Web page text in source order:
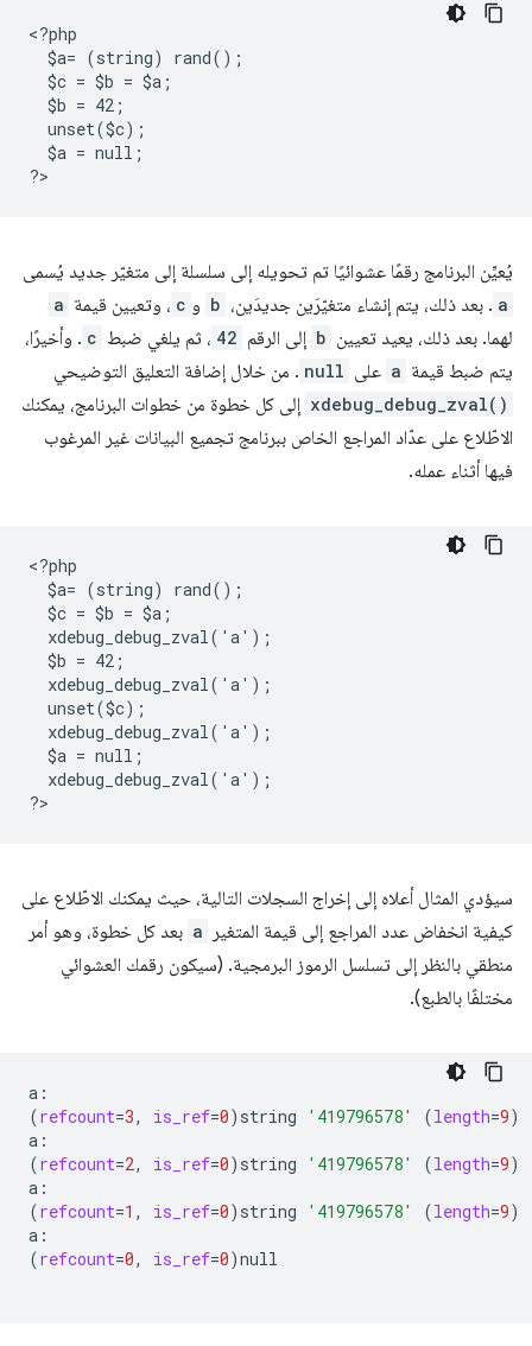
<?php
  $a= (string) rand();
  $c = $b = $a;
  $b = 42;
  unset($c);
  $a = null;
?
يُعيِّن البرنامج رقمًا عشوائيًا تم تحويله إلى سلسلة إلى متغيّر جديد يُسمى
a . بعد ذلك، يتم إنشاء متغيّرَين جديدَين، b و c ، وتعيين قيمة a
لهما. بعد ذلك، يعيد تعيين b إلى الرقم 42 ، ثم يلغي ضبط c . وأخيرًا،
يتم ضبط قيمة a على null . من خلال إضافة التعليق التوضيحي
xdebug_debug_zval() إلى كل خطوة من خطوات البرنامج، يمكنك
الاطّلاع على عدّاد المراجع الخاص ببرنامج تجميع البيانات غير المرغوب
فيها أثناء عمله.
<?php
  $a= (string) rand();
  $c = $b = $a;
  xdebug_debug_zval('a');
  $b = 42;
  xdebug_debug_zval('a');
  unset($c);
  xdebug_debug_zval('a');
  $a = null;
  xdebug_debug_zval('a');
?
سيؤدي المثال أعلاه إلى إخراج السجلات التالية، حيث يمكنك الاطّلاع على
كيفية انخفاض عدد المراجع إلى قيمة المتغير
a بعد كل خطوة، وهو أمر
منطقي بالنظر إلى تسلسل الرموز البرمجية. (سيكون رقمك العشوائي
مختلفًا بالطبع).
(refcount=3, is_ref=0) string '419796578' (length=9)
(refcount=2, is_ref=0) string '419796578' (length=9)
(refcount=1 , is_ref=0) string '419796578' (length=9)
(refcount=0, is_ref=0)null